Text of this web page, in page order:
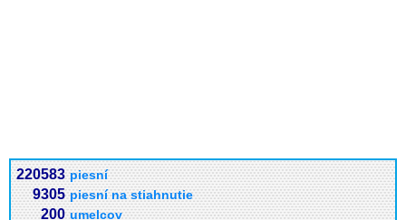
220583 piesní
9305 piesní na stiahnutie
200 umelcov